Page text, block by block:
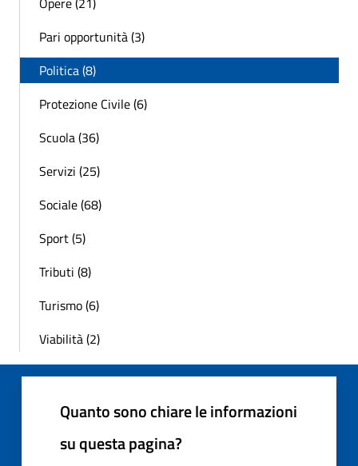
Pari opportunità (3)
Politica (8)
Protezione Civile (6)
Scuola (36)
Servizi (25)
Sociale (68)
Sport (5)
Tributi (8)
Turismo (6)
Viabilità (2)
Quanto sono chiare le informazioni
su questa pagina?